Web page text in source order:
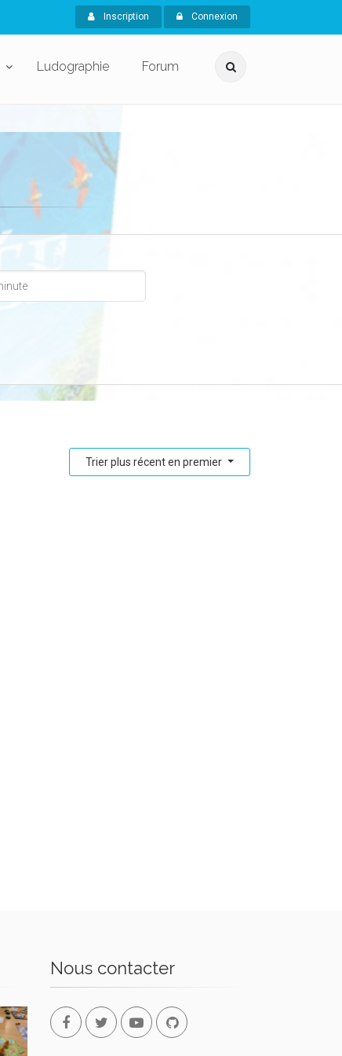
Inscription Connexion
Ludographie Forum
Trier plus récent en premier
Nous contacter